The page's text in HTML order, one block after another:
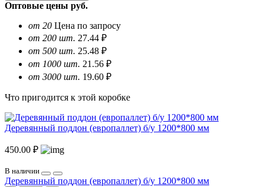
Оптовые цены руб.
от 20 Цена по запросу
от 200 шт. 27.44 ₽
от 500 шт. 25.48 ₽
от 1000 шт. 21.56 ₽
от 3000 шт. 19.60 ₽
Что пригодится к этой коробке
Деревянный поддон (европаллет) б/у 1200*800 мм
450.00 ₽
В наличии
Деревянный поддон (европаллет) б/у 1200*800 мм